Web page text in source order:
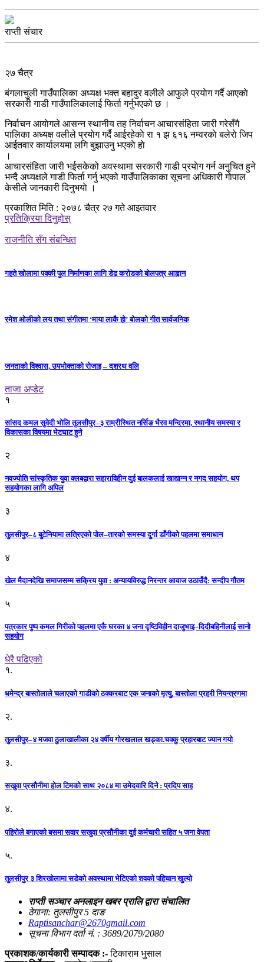
राप्ती संचार
२७ चैत्र
बंगलाचुली गाउँपालिका अध्यक्ष भक्त बहादुर वलीले आफुले प्रयाेग गर्दै आएकाे
सरकारी गाडी गाउँपालिकालाई फिर्ता गर्नुभएको छ ।
निर्वाचन आयाेगले आसन्न स्थानीय तह निर्वाचन आचारसंहिता जारी गरेसँगै
पालिका अध्यक्ष वलीले प्रयाेग गर्दै आईरहेकाे रा १ झ ६१६ नम्वरकाे बलेराे जिप
आईतवार कार्यालयमा लगि बुझाउनु भएकाे हाे
।
आचारसंहिता जारी भईसकेको अवस्थामा सरकारी गाडी प्रयाेग गर्न अनुचित हुने
भन्दै अध्यक्षले गाडी फिर्ता गर्नु भएको गाउँपालिकाका सूचना अधिकारी गाेपाल
केसीले जानकारी दिनुभयाे ।
प्रकाशित मिति : २०७८ चैत्र २७ गते आइतवार
प्रतिक्रिया दिनुहोस्
राजनीति सँग संबन्धित
गहते खोलामा पक्की पुल निर्माणका लागि डेढ करोडको बोलपत्र आह्वान
रमेश ओलीको लय तथा संगीतमा ‘माया लाकै हो’ बोलको गीत सार्वजनिक
जनताको विश्वास, उपभोक्ताको रोजाइ – दशरथ वलि
ताजा अप्डेट
१
सांसद कमल सुवेदी भोलि तुलसीपुर–३ राम्रीस्थित नर्सिङ भैरव मन्दिरमा, स्थानीय समस्या र
विकासका विषयमा भेटघाट हुने
२
नवज्योति सांस्कृतिक युवा क्लबद्वारा सहाराविहीन दुई बालकलाई खाद्यान्न र नगद सहयोग, थप
सहयोगका लागि अपिल
३
तुलसीपुर–८ बुटेनियामा लत्रिएको पोल–तारको समस्या दुर्गा डाँगीको पहलमा समाधान
४
खेल मैदानदेखि समाजसम्म सक्रिय युवा : अन्यायविरुद्ध निरन्तर आवाज उठाउँदै: सन्दीप गौतम
५
पत्रकार पुष्प कमल गिरीको पहलमा एकै घरका ४ जना दृष्टिविहीन दाजुभाइ–दिदीबहिनीलाई सानो
सहयोग
धेरै पढिएको
१.
धमेन्द्र बास्तोलाले चलाएको गाडीको ठक्करबाट एक जनाको मृत्यु, बास्तोला प्रहरी नियन्त्रणमा
२.
तुलसीपुर–४ मजवा ठुलाखालीका २४ वर्षीय गोरखलाल खड्का.चक्कु प्रहारबाट ज्यान गयो
३.
सखुवा प्रसौनीमा होल टिमको साथ २०८४ मा उमेदवारि दिने : प्रदिप साह
४.
पहिराेले बगाएकाे बसमा सवार सखुवा प्रसाैनीका दुई कर्मचारी सहित ५ जना वेपता
५.
तुलसीपुर ३ शिरखोलामा सडेको अवस्थामा भेटिएको शवको पहिचान खुल्यो
राप्ती सञ्चार अनलाइन खबर प्रालि द्वारा संचालित
ठेगाना: तुलसीपुर 5 दाङ
Raptisanchar@2670gmail.com
सूचना विभाग दर्ता नं. : 3689/2079/2080
प्रकाशक/कार्यकारी सम्पादक :-टिकाराम भुसाल